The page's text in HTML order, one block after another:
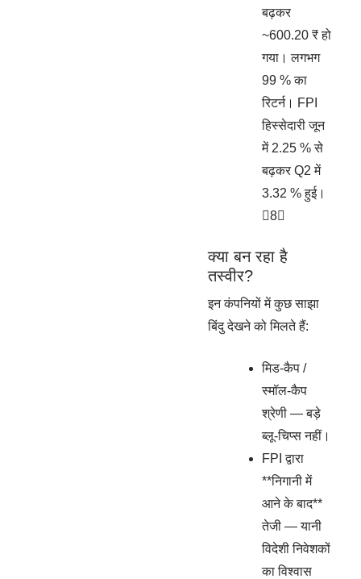
बढ़कर
~600.20 ₹ हो
गया। लगभग
99 % का
रिटर्न। FPI
हिस्सेदारी जून
में 2.25 % से
बढ़कर Q2 में
3.32 % हुई।
8
क्या बन रहा है
तस्वीर?
इन कंपनियों में कुछ साझा
बिंदु देखने को मिलते हैं:
मिड-कैप /
स्मॉल-कैप
श्रेणी — बड़े
ब्लू-चिप्स नहीं।
FPI द्वारा
**निगानी में
आने के बाद**
तेजी — यानी
विदेशी निवेशकों
का विश्वास